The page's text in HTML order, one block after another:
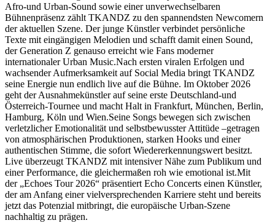
Afro-und Urban-Sound sowie einer unverwechselbaren
Bühnenpräsenz zählt TKANDZ zu den spannendsten Newcomern
der aktuellen Szene. Der junge Künstler verbindet persönliche
Texte mit eingängigen Melodien und schafft damit einen Sound,
der Generation Z genauso erreicht wie Fans moderner
internationaler Urban Music.Nach ersten viralen Erfolgen und
wachsender Aufmerksamkeit auf Social Media bringt TKANDZ
seine Energie nun endlich live auf die Bühne. Im Oktober 2026
geht der Ausnahmekünstler auf seine erste Deutschland-und
Österreich-Tournee und macht Halt in Frankfurt, München, Berlin,
Hamburg, Köln und Wien.Seine Songs bewegen sich zwischen
verletzlicher Emotionalität und selbstbewusster Attitüde –getragen
von atmosphärischen Produktionen, starken Hooks und einer
authentischen Stimme, die sofort Wiedererkennungswert besitzt.
Live überzeugt TKANDZ mit intensiver Nähe zum Publikum und
einer Performance, die gleichermaßen roh wie emotional ist.Mit
der „Echoes Tour 2026“ präsentiert Echo Concerts einen Künstler,
der am Anfang einer vielversprechenden Karriere steht und bereits
jetzt das Potenzial mitbringt, die europäische Urban-Szene
nachhaltig zu prägen.